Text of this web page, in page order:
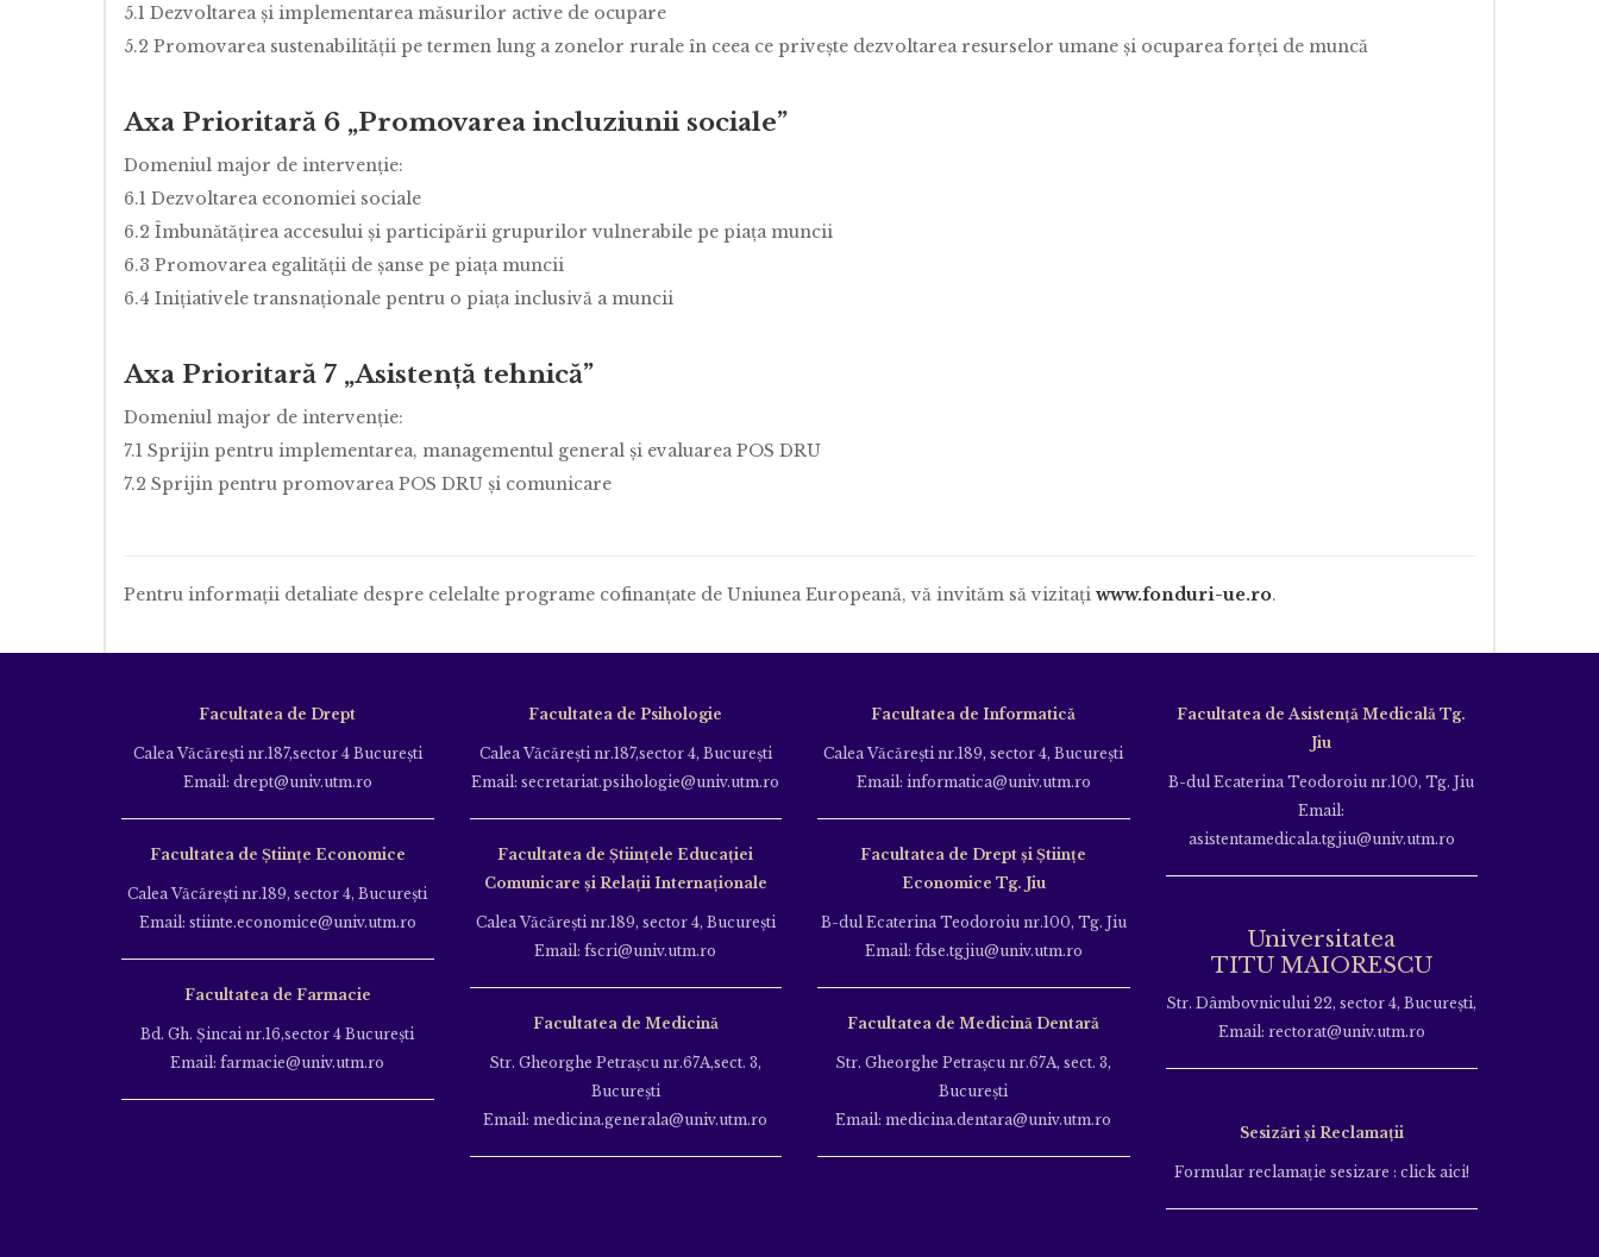
5.1 Dezvoltarea şi implementarea măsurilor active de ocupare
5.2 Promovarea sustenabilităţii pe termen lung a zonelor rurale în ceea ce priveşte dezvoltarea resurselor umane şi ocuparea forţei de muncă
Axa Prioritară 6 „Promovarea incluziunii sociale”
Domeniul major de intervenţie:
6.1 Dezvoltarea economiei sociale
6.2 Îmbunătăţirea accesului şi participării grupurilor vulnerabile pe piaţa muncii
6.3 Promovarea egalităţii de şanse pe piaţa muncii
6.4 Iniţiativele transnaţionale pentru o piaţa inclusivă a muncii
Axa Prioritară 7 „Asistenţă tehnică”
Domeniul major de intervenţie:
7.1 Sprijin pentru implementarea, managementul general şi evaluarea POS DRU
7.2 Sprijin pentru promovarea POS DRU şi comunicare
Pentru informaţii detaliate despre celelalte programe cofinanţate de Uniunea Europeană, vă invităm să vizitaţi www.fonduri-ue.ro.
Facultatea de Drept
Calea Văcăreşti nr.187,sector 4 Bucureşti
Email: drept@univ.utm.ro
Facultatea de Științe Economice
Calea Văcăreşti nr.189, sector 4, Bucureşti
Email: stiinte.economice@univ.utm.ro
Facultatea de Farmacie
Bd. Gh. Şincai nr.16,sector 4 Bucureşti
Email: farmacie@univ.utm.ro
Facultatea de Psihologie
Calea Văcăreşti nr.187,sector 4, Bucureşti
Email: secretariat.psihologie@univ.utm.ro
Facultatea de Ştiinţele Educației
Comunicare și Relații Internaționale
Calea Văcăreşti nr.189, sector 4, Bucureşti
Email: fscri@univ.utm.ro
Facultatea de Medicină
Str. Gheorghe Petraşcu nr.67A,sect. 3,
Bucureşti
Email: medicina.generala@univ.utm.ro
Facultatea de Informatică
Calea Văcăreşti nr.189, sector 4, Bucureşti
Email: informatica@univ.utm.ro
Facultatea de Drept și Științe
Economice Tg. Jiu
B-dul Ecaterina Teodoroiu nr.100, Tg. Jiu
Email: fdse.tgjiu@univ.utm.ro
Facultatea de Medicină Dentară
Str. Gheorghe Petraşcu nr.67A, sect. 3,
Bucureşti
Email: medicina.dentara@univ.utm.ro
Facultatea de Asistență Medicală Tg.
Jiu
B-dul Ecaterina Teodoroiu nr.100, Tg. Jiu
Email:
asistentamedicala.tgjiu@univ.utm.ro
Universitatea
TITU MAIORESCU
Str. Dâmbovnicului 22, sector 4, București,
Email: rectorat@univ.utm.ro
Sesizări și Reclamații
Formular reclamație sesizare : click aici!